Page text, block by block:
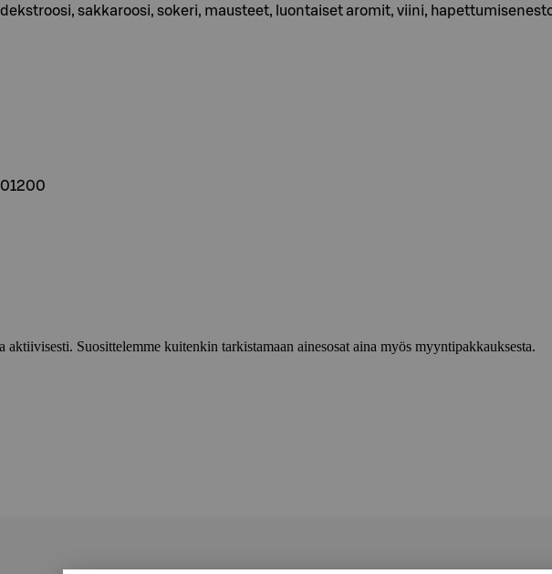
sakkaroosi, sokeri, mausteet, luontaiset aromit, viini,
aktiivisesti. Suosittelemme kuitenkin tarkistamaan ainesosat aina myös myyntipakkauksesta.